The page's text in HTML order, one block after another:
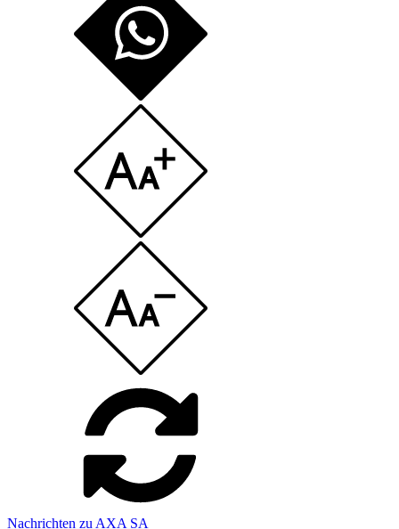
Nachrichten zu AXA SA